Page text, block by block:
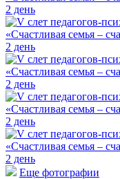
Еще фотографии